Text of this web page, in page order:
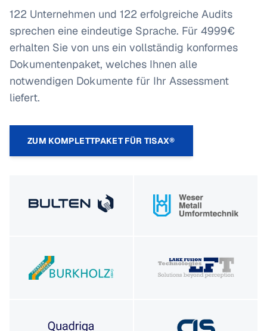
122 Unternehmen und 122 erfolgreiche Audits
sprechen eine eindeutige Sprache. Für 4999€
erhalten Sie von uns ein vollständig konformes
Dokumentenpaket, welches Ihnen alle
notwendigen Dokumente für Ihr Assessment
liefert.
ZUM KOMPLETTPAKET FÜR TISAX®